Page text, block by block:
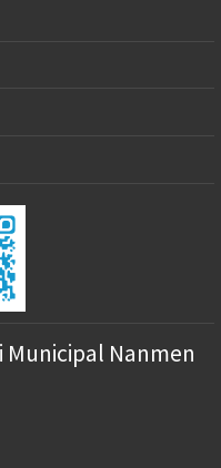
Municipal Nanmen